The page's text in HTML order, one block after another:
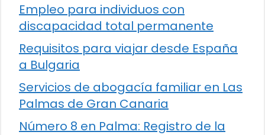
Empleo para individuos con
discapacidad total permanente
Requisitos para viajar desde España
a Bulgaria
Servicios de abogacía familiar en Las
Palmas de Gran Canaria
Número 8 en Palma: Registro de la